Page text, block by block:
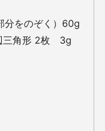
分をのぞく）60g
三角形 2枚 3g